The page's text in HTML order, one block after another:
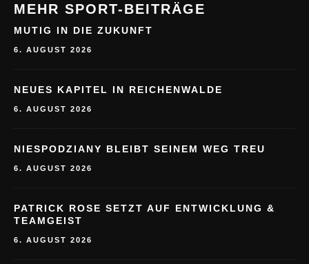
MEHR SPORT-BEITRÄGE
MUTIG IN DIE ZUKUNFT
6. AUGUST 2026
NEUES KAPITEL IN REICHENWALDE
6. AUGUST 2026
NIESPODZIANY BLEIBT SEINEM WEG TREU
6. AUGUST 2026
PATRICK ROSE SETZT AUF ENTWICKLUNG &
TEAMGEIST
6. AUGUST 2026